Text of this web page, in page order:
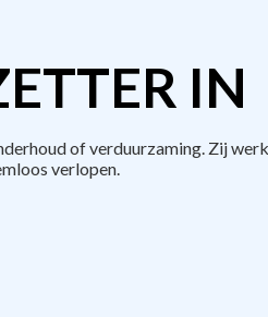
IN
of verduurzaming. Zij
verlopen.